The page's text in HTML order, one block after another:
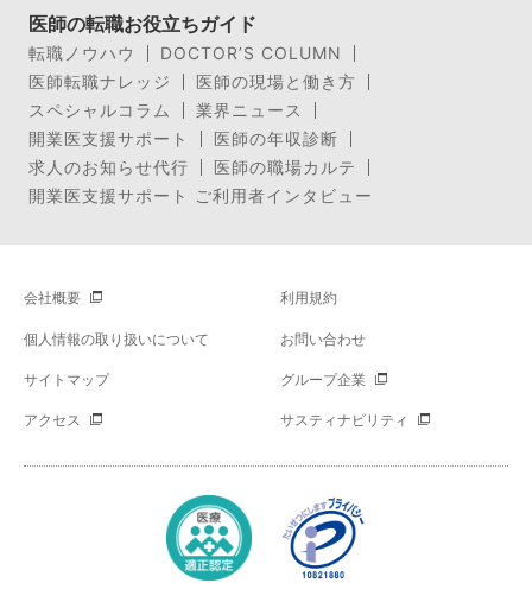
医師の転職お役立ちガイド
転職ノウハウ
DOCTOR’S COLUMN
医師転職ナレッジ
医師の現場と働き方
スペシャルコラム
業界ニュース
開業医支援サポート
医師の年収診断
求人のお知らせ代行
医師の職場カルテ
開業医支援サポート ご利用者インタビュー
会社概要 利用規約
個人情報の取り扱いについて お問い合わせ
サイトマップ グループ企業
アクセス サスティナビリティ